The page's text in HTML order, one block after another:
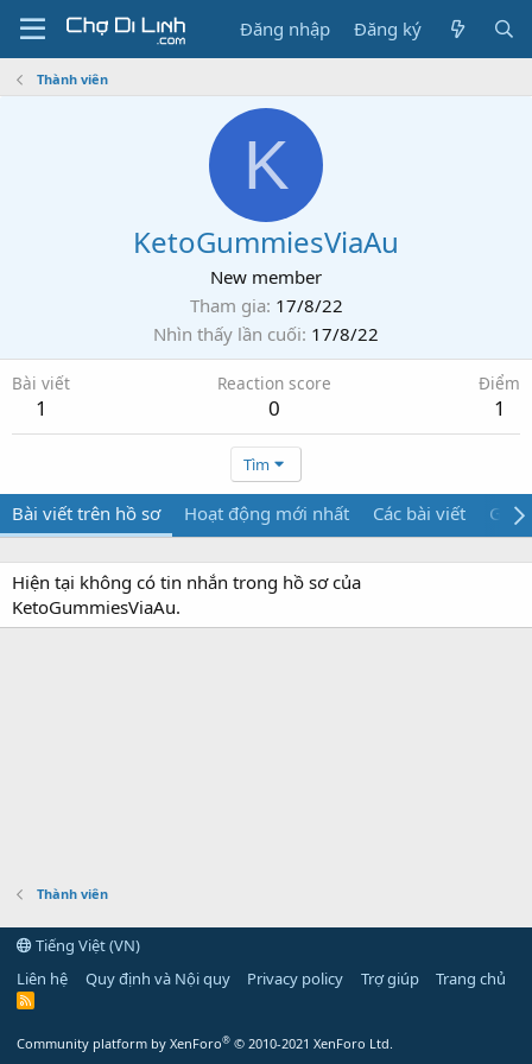
Đăng nhập Đăng ký
Thành viên
K
KetoGummiesViaAu
New member
Tham gia 17/8/22
Nhìn thấy lần cuối 17/8/22
Bài viết
1
Reaction score
0
Điểm
1
Tìm
Bài viết trên hồ sơ Hoạt động mới nhất Các bài viết Giới
Hiện tại không có tin nhắn trong hồ sơ của
KetoGummiesViaAu.
Thành viên
Tiếng Việt (VN)
Liên hệ
Quy định và Nội quy Privacy policy Trợ giúp Trang chủ
R
Community platform by XenForo® © 2010-2021 XenForo Ltd.